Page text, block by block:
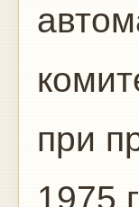
при
1975